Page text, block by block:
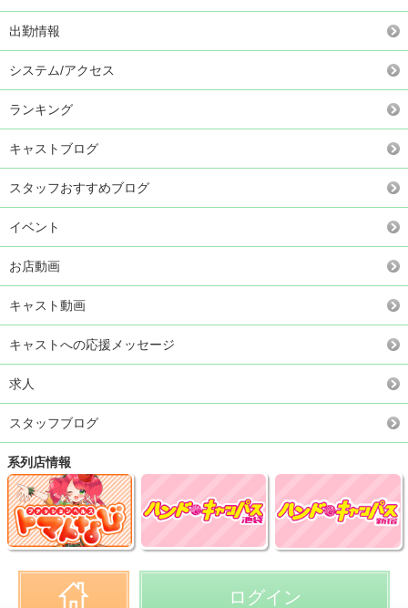
出勤情報
システム/アクセス
ランキング
キャストブログ
スタッフおすすめブログ
イベント
お店動画
キャスト動画
キャストへの応援メッセージ
求人
スタッフブログ
系列店情報
ログイン